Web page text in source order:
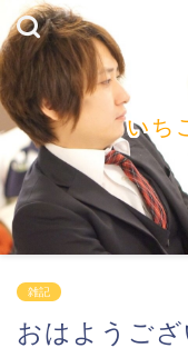
いち
雑記
おはようござ